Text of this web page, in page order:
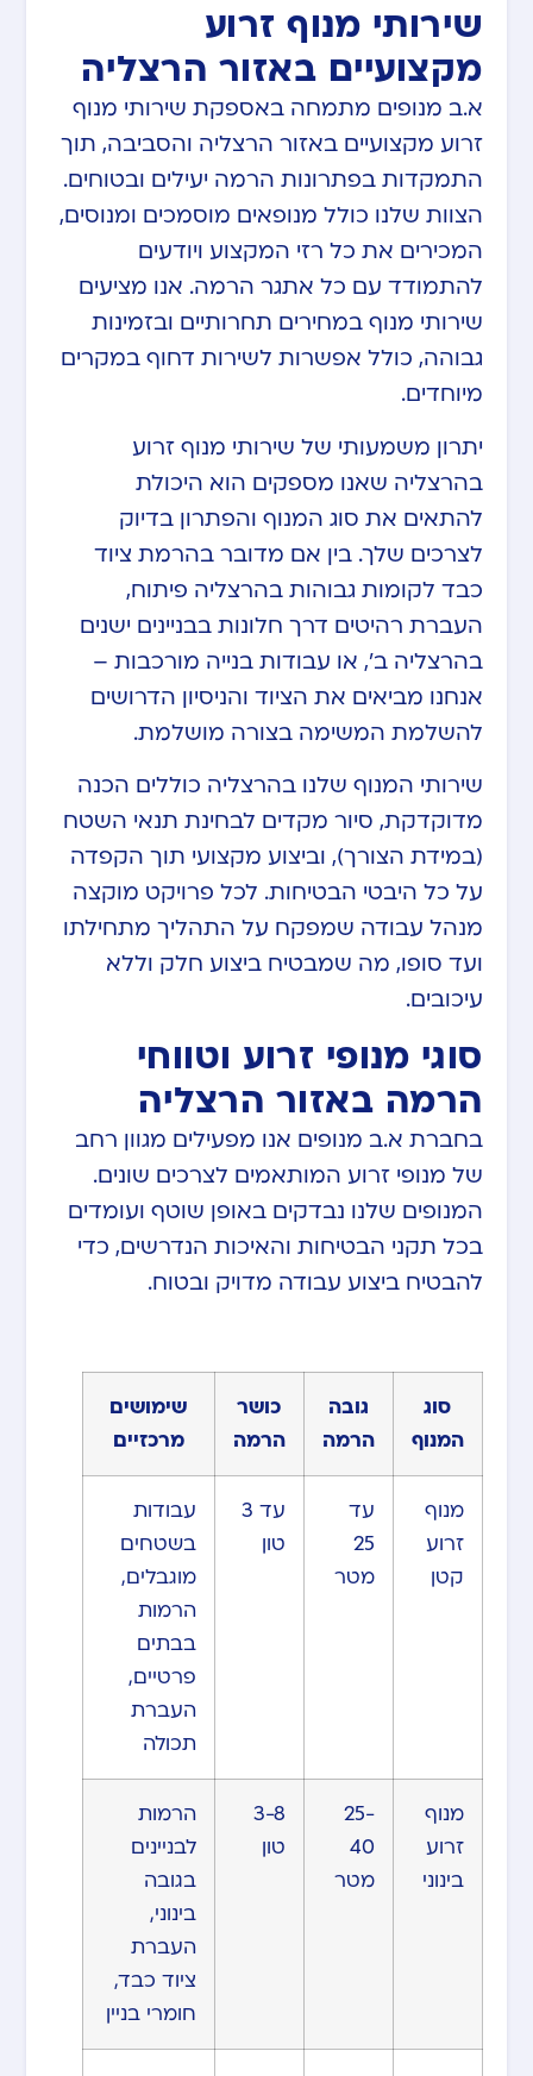
שירותי מנוף זרוע
מקצועיים באזור הרצליה
א.ב מנופים מתמחה באספקת שירותי מנוף
זרוע מקצועיים באזור הרצליה והסביבה, תוך
התמקדות בפתרונות הרמה יעילים ובטוחים.
הצוות שלנו כולל מנופאים מוסמכים ומנוסים,
המכירים את כל רזי המקצוע ויודעים
להתמודד עם כל אתגר הרמה. אנו מציעים
שירותי מנוף במחירים תחרותיים ובזמינות
גבוהה, כולל אפשרות לשירות דחוף במקרים
מיוחדים.
יתרון משמעותי של שירותי מנוף זרוע
בהרצליה שאנו מספקים הוא היכולת
להתאים את סוג המנוף והפתרון בדיוק
לצרכים שלך. בין אם מדובר בהרמת ציוד
כבד לקומות גבוהות בהרצליה פיתוח,
העברת רהיטים דרך חלונות בבניינים ישנים
בהרצליה ב’, או עבודות בנייה מורכבות –
אנחנו מביאים את הציוד והניסיון הדרושים
להשלמת המשימה בצורה מושלמת.
שירותי המנוף שלנו בהרצליה כוללים הכנה
מדוקדקת, סיור מקדים לבחינת תנאי השטח
(במידת הצורך), וביצוע מקצועי תוך הקפדה
על כל היבטי הבטיחות. לכל פרויקט מוקצה
מנהל עבודה שמפקח על התהליך מתחילתו
ועד סופו, מה שמבטיח ביצוע חלק וללא
עיכובים.
סוגי מנופי זרוע וטווחי
הרמה באזור הרצליה
בחברת א.ב מנופים אנו מפעילים מגוון רחב
של מנופי זרוע המותאמים לצרכים שונים.
המנופים שלנו נבדקים באופן שוטף ועומדים
בכל תקני הבטיחות והאיכות הנדרשים, כדי
להבטיח ביצוע עבודה מדויק ובטוח.
סוג
המנוף
גובה
הרמה
כושר
הרמה
שימושים
מרכזיים
מנוף
זרוע
קטן
עד
25
מטר
עד 3
טון
עבודות
בשטחים
מוגבלים,
הרמות
בבתים
פרטיים,
העברת
תכולה
מנוף
זרוע
בינוני
25-
40
מטר
3-8
טון
הרמות
לבניינים
בגובה
בינוני,
העברת
ציוד כבד,
חומרי בניין